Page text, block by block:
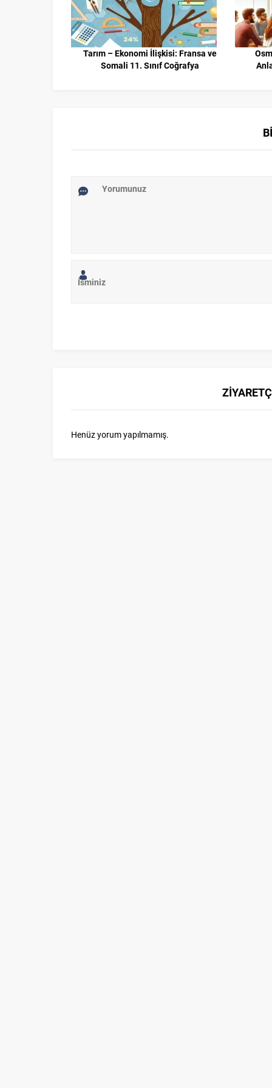
Tarım – Ekonomi İlişkisi: Fransa ve
Somali 11. Sınıf Coğrafya
Henüz yorum yapılmamış.